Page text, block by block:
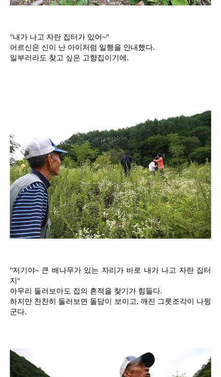
"내가 나고 자란 집터가 있어~"
어르신은 신이 난 아이처럼 일행을 안내했다.
일부러라도 찾고 싶은 고향집이기에.
"저기야~ 큰 배나무가 있는 자리가 바로 내가 나고 자란 집터
지"
아무리 둘러보아도 집의 흔적을 찾기가 힘들다.
하지만 찬찬히 둘러보면 돌담이 보이고, 깨진 그릇조각이 나뒹
군다.